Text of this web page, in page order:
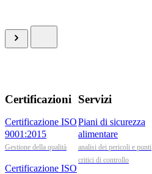
Certificazioni
Certificazione ISO
9001:2015
Gestione della qualità
Certificazione ISO
Servizi
Piani di sicurezza
alimentare
analisi dei pericoli e punti
critici di controllo